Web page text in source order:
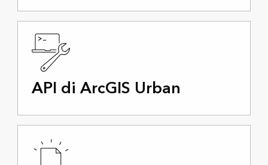
API di ArcGIS Urban